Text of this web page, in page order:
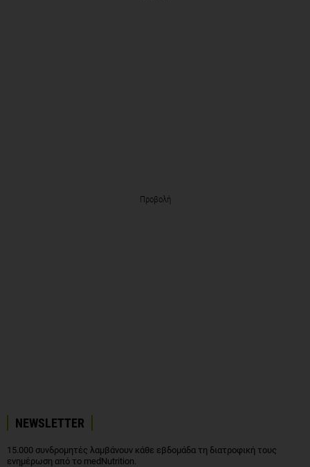
Προβολή
NEWSLETTER
15.000 συνδρομητές λαμβάνουν κάθε εβδομάδα τη διατροφική τους
ενημέρωση από το medNutrition.